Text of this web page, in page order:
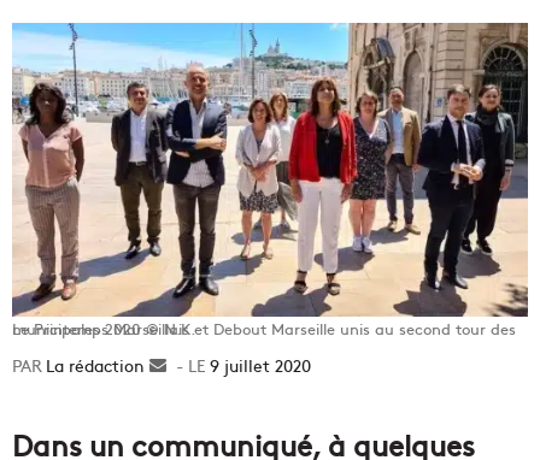
Le Printemps Marseillais et Debout Marseille unis au second tour des municipales 2020 © N.K.
La rédaction
Envoyer9 juillet 2020
Dans un communiqué, à quelques